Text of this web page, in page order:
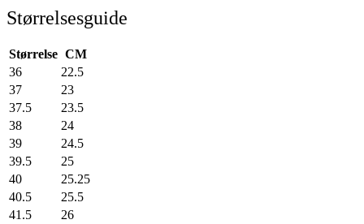
Størrelsesguide
Størrelse CM
36
22.5
37
23
37.5
23.5
38
24
39
24.5
39.5
25
40
25.25
40.5
25.5
41.5
26